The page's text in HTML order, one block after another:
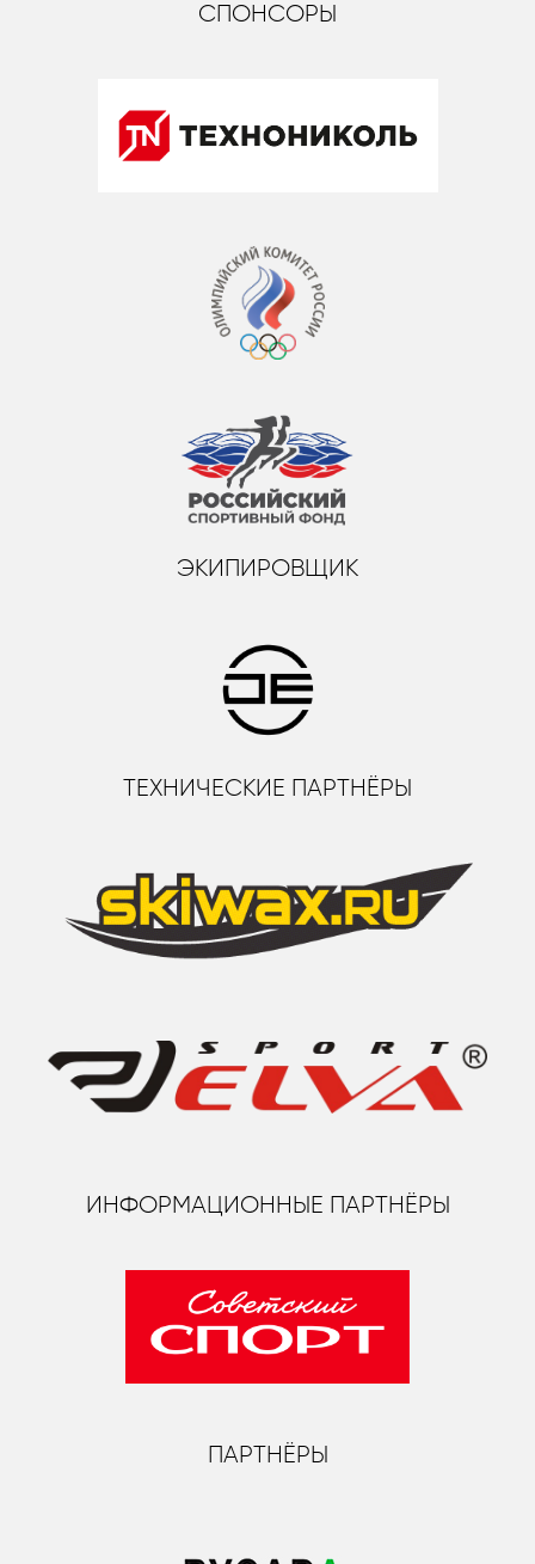
СПОНСОРЫ
ЭКИПИРОВЩИК
ТЕХНИЧЕСКИЕ ПАРТНЁРЫ
ИНФОРМАЦИОННЫЕ ПАРТНЁРЫ
ПАРТНЁРЫ